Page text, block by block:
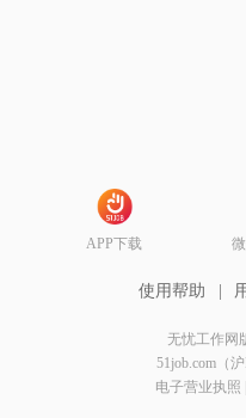
APP下载
使用帮助
无忧工作网
51job.com（
电子营业执照